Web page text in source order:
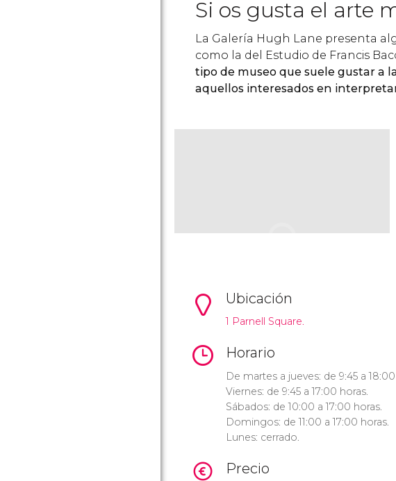
Si os gusta el arte
La Galería Hugh Lane presenta
como la del Estudio de Francis
tipo de museo que suele gustar a
aquellos interesados en
Ubicación
1 Parnell Square.
Horario
De martes a jueves: de 9:45 a
Viernes: de 9:45 a 17:00 horas.
Sábados: de 10:00 a 17:00 horas.
Domingos: de 11:00 a 17:00 horas.
Lunes: cerrado.
Precio